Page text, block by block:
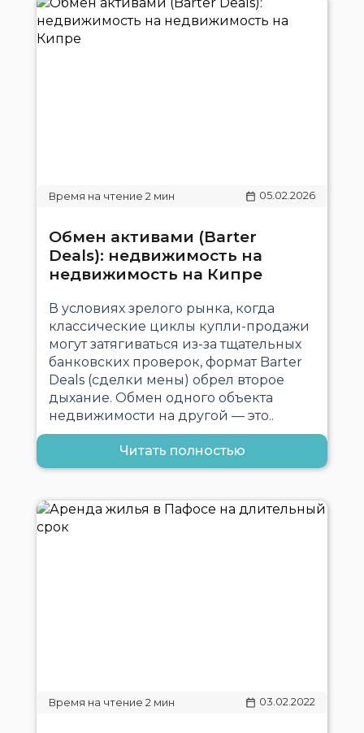
05.02.2026
Обмен активами (Barter
Deals): недвижимость на
недвижимость на Кипре
В условиях зрелого рынка, когда
классические циклы купли-продажи
могут затягиваться из-за тщательных
банковских проверок, формат Barter
Deals (сделки мены) обрел второе
дыхание. Обмен одного объекта
недвижимости на другой — это..
Читать полностью
03.02.2022